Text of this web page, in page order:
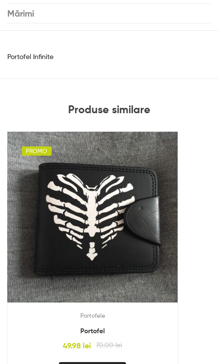
Mărimi
Portofel Infinite
Produse similare
PROMO
Portofele
Portofel
70.00lei
49.98 lei